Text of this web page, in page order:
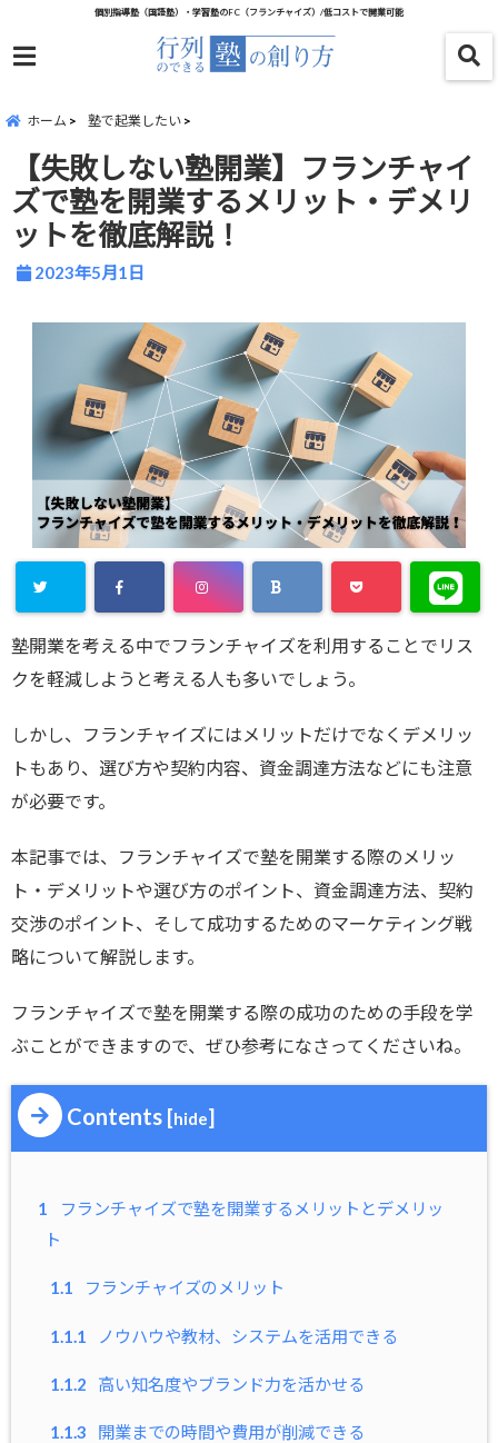
個別指導塾（国語塾）・学習塾のFC（フランチャイズ）/低コストで開業可能
menu
ホーム 塾で起業したい
【失敗しない塾開業】フランチャイ
ズで塾を開業するメリット・デメリ
ットを徹底解説！
2023年5月1日
塾開業を考える中でフランチャイズを利用することでリス
クを軽減しようと考える人も多いでしょう。
しかし、フランチャイズにはメリットだけでなくデメリッ
トもあり、選び方や契約内容、資金調達方法などにも注意
が必要です。
本記事では、フランチャイズで塾を開業する際のメリッ
ト・デメリットや選び方のポイント、資金調達方法、契約
交渉のポイント、そして成功するためのマーケティング戦
略について解説します。
フランチャイズで塾を開業する際の成功のための手段を学
ぶことができますので、ぜひ参考になさってくださいね。
Contents [hide]
1
フランチャイズで塾を開業するメリットとデメリッ
ト
1.1 フランチャイズのメリット
1.1.1 ノウハウや教材、システムを活用できる
1.1.2 高い知名度やブランド力を活かせる
1.1.3 開業までの時間や費用が削減できる